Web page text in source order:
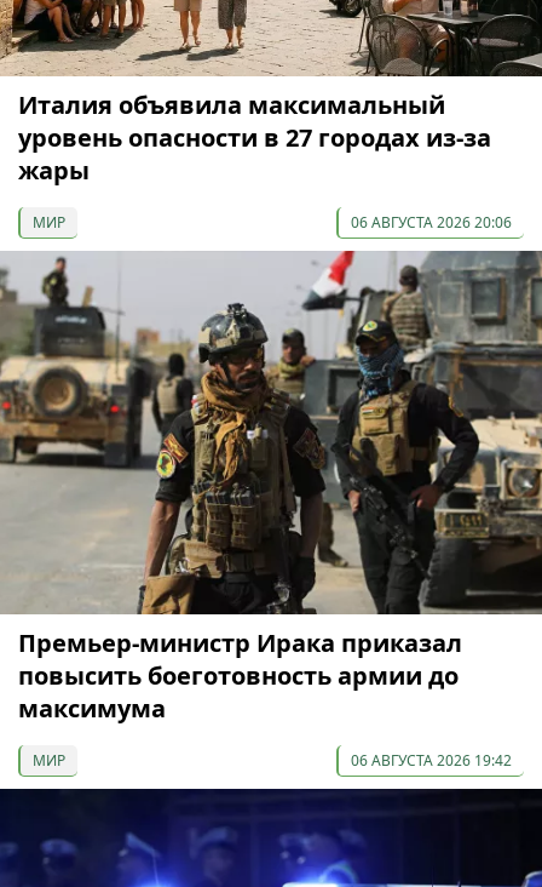
Италия объявила максимальный
уровень опасности в 27 городах из-за
жары
МИР 06 АВГУСТА 2026 20:06
Премьер-министр Ирака приказал
повысить боеготовность армии до
максимума
МИР 06 АВГУСТА 2026 19:42